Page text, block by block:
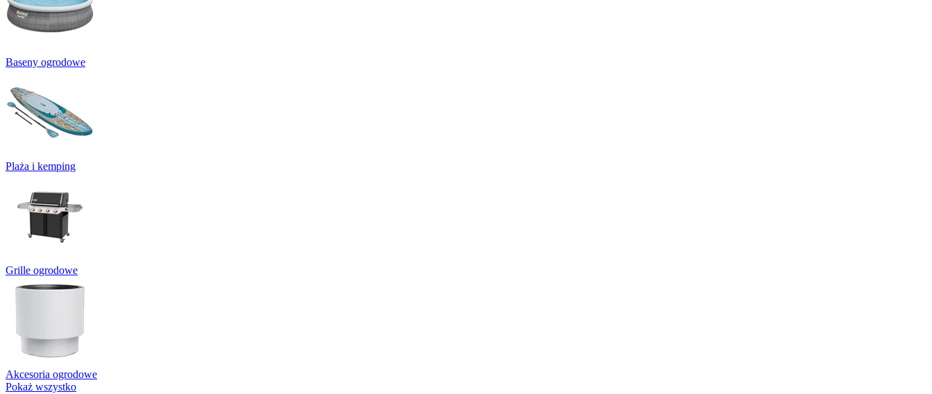
Baseny ogrodowe
Plaża i kemping
Grille ogrodowe
Akcesoria ogrodowe
Pokaż wszystko